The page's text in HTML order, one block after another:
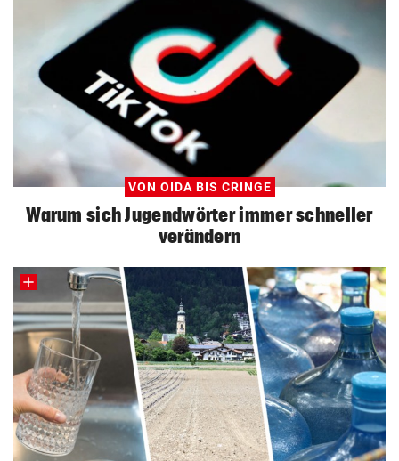
VON OIDA BIS CRINGE
Warum sich Jugendwörter immer schneller
verändern